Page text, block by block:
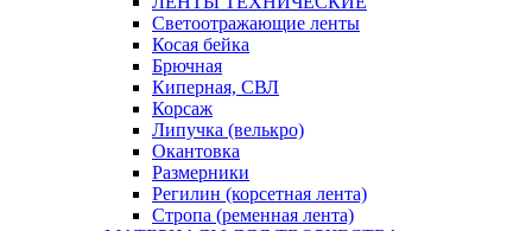
Светоотражающие ленты
Косая бейка
Брючная
Киперная, СВЛ
Корсаж
Липучка (велькро)
Окантовка
Размерники
Регилин (корсетная лента)
Стропа (ременная лента)